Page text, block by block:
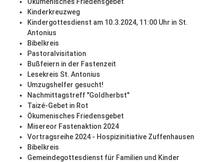
Kinderkreuzweg
Kindergottesdienst am 10.3.2024, 11:00 Uhr in St.
Antonius
Bibelkreis
Pastoralvisitation
Bußfeiern in der Fastenzeit
Lesekreis St. Antonius
Umzugshelfer gesucht!
Nachmittagstreff "Goldherbst"
Taizé-Gebet in Rot
Ökumenisches Friedensgebet
Misereor Fastenaktion 2024
Vortragsreihe 2024 - Hospizinitiative Zuffenhausen
Bibelkreis
Gemeindegottesdienst für Familien und Kinder